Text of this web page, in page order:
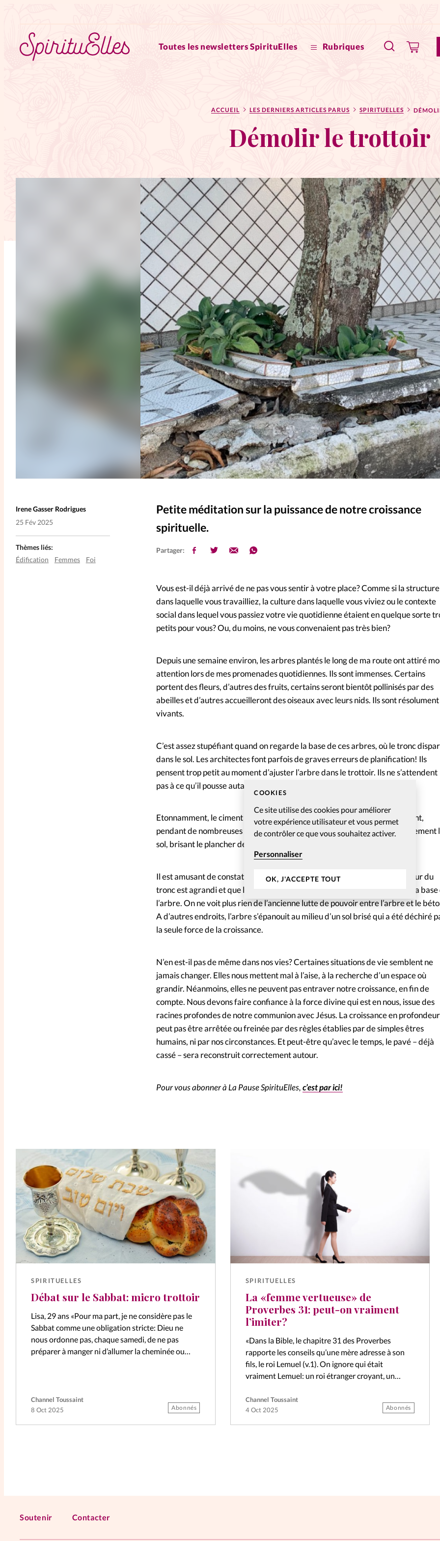
COOKIES
Ce site utilise des cookies pour améliorer
votre expérience utilisateur et vous permet
de contrôler ce que vous souhaitez activer.
Personnaliser
OK, J'ACCEPTE TOUT
Toutes les newsletters SpirituElles Rubriques
Bible
Chroniques
Dossiers
Edito
Elles nous inspirent
Entre4yeux
La Bible au féminin
Littérature
PersonnElles
RelationnElles
Shopping Spi
Si(x) simple de...
SpirituElles Vive la famille
Faire
La
La
À
La
Mon
Nous
ACCUEIL LES DERNIERS ARTICLES PARUS SPIRITUELLES
Démolir le trottoir
Petite méditation sur la puissance de notre croissance
spirituelle.
Irene Gasser Rodrigues
25 Fév 2025
Partager:
Vous est-il déjà arrivé de ne pas vous sentir à votre place? Comme si la structure
dans laquelle vous travailliez, la culture dans laquelle vous viviez ou le contexte
social dans lequel vous passiez votre vie quotidienne étaient en quelque sorte
petits pour vous? Ou, du moins, ne vous convenaient pas très bien?
Depuis une semaine environ, les arbres plantés le long de ma route ont attiré
attention lors de mes promenades quotidiennes. Ils sont immenses. Certains
portent des fleurs, d’autres des fruits, certains seront bientôt pollinisés par des
abeilles et d’autres accueilleront des oiseaux avec leurs nids. Ils sont résolument
vivants.
C’est assez stupéfiant quand on regarde la base de ces arbres, où le tronc
dans le sol. Les architectes font parfois de graves erreurs de planification! Ils
pensent trop petit au moment d’ajuster l’arbre dans le trottoir. Ils ne s’attendent
pas à ce qu’il pousse autant!
Etonnamment, le ciment n’entrave pas la croissance des arbres. Lentement,
pendant de nombreuses années, leurs racines puissantes soulèvent simplement
sol, brisant le plancher de béton avec une force tirée de la profondeur.
Il est amusant de constater qu’à certains endroits, plus tard, l’espace autour du
tronc est agrandi et que le trottoir est proprement reconstruit autour de la base
l’arbre. On ne voit plus rien de l’ancienne lutte de pouvoir entre l’arbre et le
A d’autres endroits, l’arbre s’épanouit au milieu d’un sol brisé qui a été déchiré
la seule force de la croissance.
N’en est-il pas de même dans nos vies? Certaines situations de vie semblent ne
jamais changer. Elles nous mettent mal à l’aise, à la recherche d’un espace où
grandir. Néanmoins, elles ne peuvent pas entraver notre croissance, en fin de
compte. Nous devons faire confiance à la force divine qui est en nous, issue des
racines profondes de notre communion avec Jésus. La croissance en
peut pas être arrêtée ou freinée par des règles établies par de simples êtres
humains, ni par nos circonstances. Et peut-être qu’avec le temps, le pavé – déjà
cassé – sera reconstruit correctement autour.
Pour vous abonner à La Pause SpirituElles,c’est par ici!
Thèmes liés:
Édification
Femmes Foi
SPIRITUELLES
Débat sur le Sabbat: micro trottoir
Lisa, 29 ans «Pour ma part, je ne considère pas le
Sabbat comme une obligation stricte: Dieu ne
nous ordonne pas, chaque samedi, de ne pas
préparer à manger ni d’allumer la cheminée ou
Channel Toussaint
8 Oct 2025
Abonnés
SPIRITUELLES
La «femme vertueuse» de
Proverbes 31: peut-on vraiment
l’imiter?
«Dans la Bible, le chapitre 31 des Proverbes
rapporte les conseils qu’une mère adresse à son
fils, le roi Lemuel (v.1). On ignore qui était
vraiment Lemuel: un roi étranger croyant, un
Channel Toussaint
4 Oct 2025
Abonnés
Soutenir Contacter